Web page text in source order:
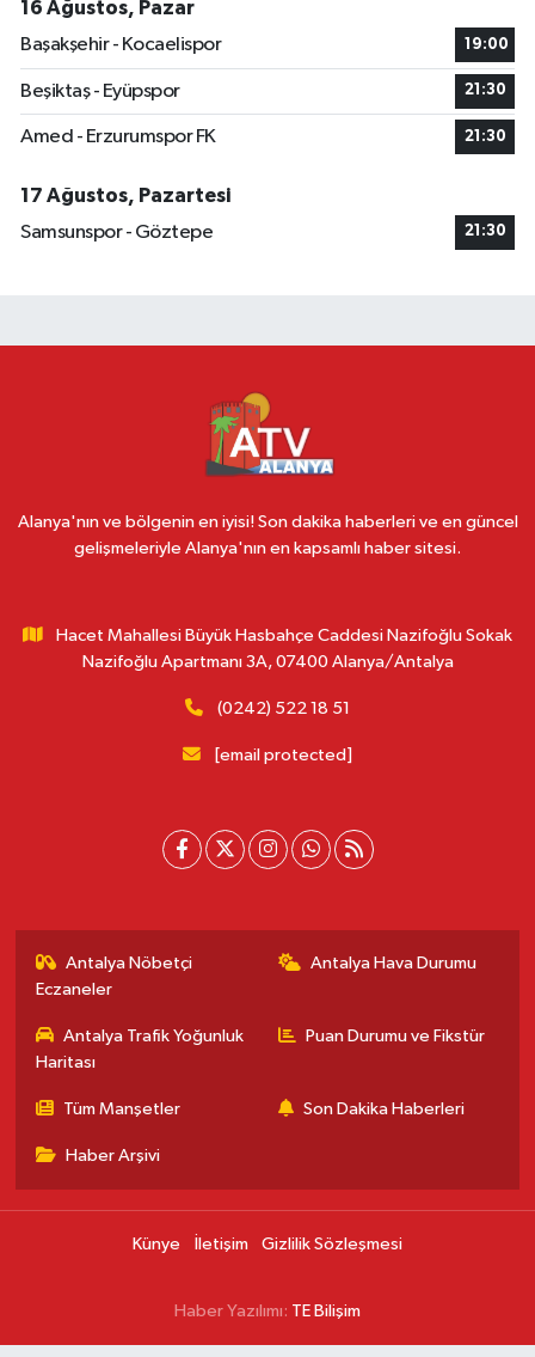
16 Ağustos, Pazar
Başakşehir - Kocaelispor
19:00
Beşiktaş - Eyüpspor 21:30
Amed - Erzurumspor FK 21:30
17 Ağustos, Pazartesi
Samsunspor - Göztepe
21:30
Alanya'nın ve bölgenin en iyisi! Son dakika haberleri ve en güncel
gelişmeleriyle Alanya'nın en kapsamlı haber sitesi.
Hacet Mahallesi Büyük Hasbahçe Caddesi Nazifoğlu Sokak
Nazifoğlu Apartmanı 3A, 07400 Alanya/Antalya
(0242) 522 18 51
[email protected]
Antalya Nöbetçi
Eczaneler
Antalya Hava Durumu
Antalya Trafik Yoğunluk
Haritası
Puan Durumu ve Fikstür
Tüm Manşetler Son Dakika Haberleri
Haber Arşivi
Künye İletişim Gizlilik Sözleşmesi
Haber Yazılımı: TE Bilişim